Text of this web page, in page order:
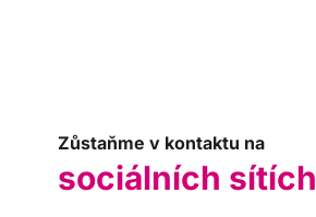
Zůstaňme v kontaktu na
sociálních sítích